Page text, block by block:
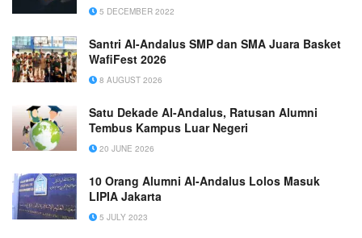
5 DECEMBER 2022
Santri Al-Andalus SMP dan SMA Juara Basket
WafiFest 2026
8 AUGUST 2026
Satu Dekade Al-Andalus, Ratusan Alumni
Tembus Kampus Luar Negeri
20 JUNE 2026
10 Orang Alumni Al-Andalus Lolos Masuk
LIPIA Jakarta
5 JULY 2023